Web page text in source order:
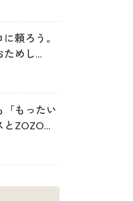
頼ろう。
ためし
「もったい
ZOZOが